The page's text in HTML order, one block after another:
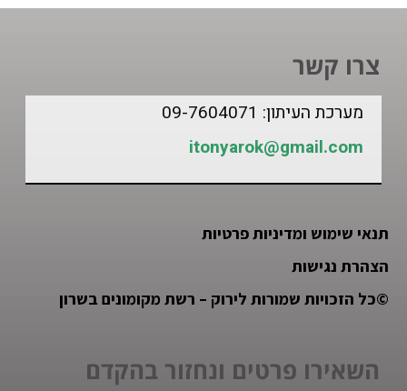
צרו קשר
מערכת העיתון: 09-7604071
itonyarok@gmail.com
תנאי שימוש ומדיניות פרטיות
הצהרת נגישות
©כל הזכויות שמורות לירוק – רשת מקומונים בשרון
השאירו פרטים ונחזור בהקדם